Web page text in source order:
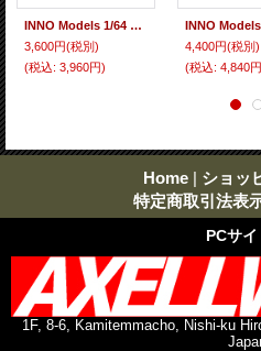
INNO Models 1/64 Honda Civic Type-R (EK9) "CIVIC" Red
3,600円(税別)
(税込: 3,960円)
4,400円(税別)
(税込: 4,840
Home | ショッ
特定商取引法表
PCサイ
1F, 8-6, Kamitemmacho, Nishi-ku